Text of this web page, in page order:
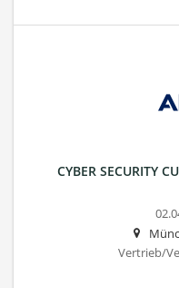
CYBER SECURITY
Vertrieb/